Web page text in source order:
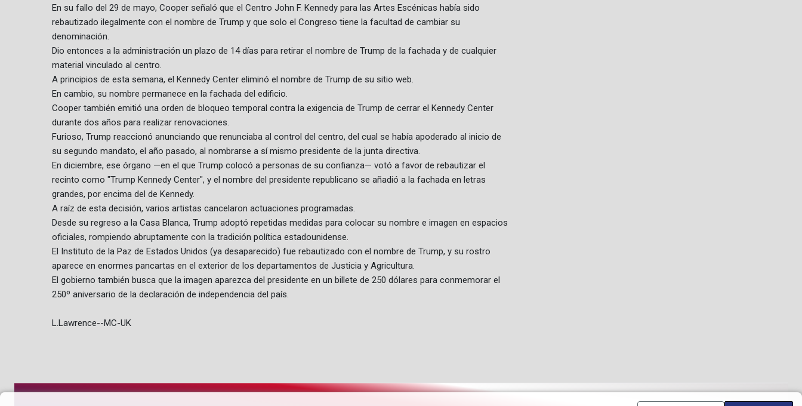
En su fallo del 29 de mayo, Cooper señaló que el Centro John F. Kennedy para las Artes Escénicas había sido
rebautizado ilegalmente con el nombre de Trump y que solo el Congreso tiene la facultad de cambiar su
denominación.
Dio entonces a la administración un plazo de 14 días para retirar el nombre de Trump de la fachada y de cualquier
material vinculado al centro.
A principios de esta semana, el Kennedy Center eliminó el nombre de Trump de su sitio web.
En cambio, su nombre permanece en la fachada del edificio.
Cooper también emitió una orden de bloqueo temporal contra la exigencia de Trump de cerrar el Kennedy Center
durante dos años para realizar renovaciones.
Furioso, Trump reaccionó anunciando que renunciaba al control del centro, del cual se había apoderado al inicio de
su segundo mandato, el año pasado, al nombrarse a sí mismo presidente de la junta directiva.
En diciembre, ese órgano —en el que Trump colocó a personas de su confianza— votó a favor de rebautizar el
recinto como "Trump Kennedy Center", y el nombre del presidente republicano se añadió a la fachada en letras
grandes, por encima del de Kennedy.
A raíz de esta decisión, varios artistas cancelaron actuaciones programadas.
Desde su regreso a la Casa Blanca, Trump adoptó repetidas medidas para colocar su nombre e imagen en espacios
oficiales, rompiendo abruptamente con la tradición política estadounidense.
El Instituto de la Paz de Estados Unidos (ya desaparecido) fue rebautizado con el nombre de Trump, y su rostro
aparece en enormes pancartas en el exterior de los departamentos de Justicia y Agricultura.
El gobierno también busca que la imagen aparezca del presidente en un billete de 250 dólares para conmemorar el
250º aniversario de la declaración de independencia del país.
L.Lawrence--MC-UK